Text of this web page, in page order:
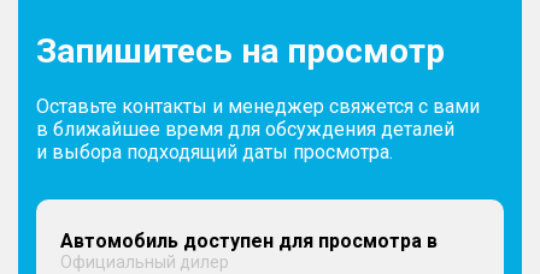
Запишитесь на просмотр
Оставьте контакты и менеджер свяжется с вами
в ближайшее время для обсуждения деталей
и выбора подходящий даты просмотра.
Автомобиль доступен для просмотра в
Официальный дилер